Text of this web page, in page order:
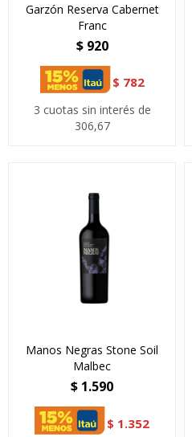
Garzón Reserva Cabernet
Franc
$ 920
$ 782
3 cuotas sin interés de
306,67
Manos Negras Stone Soil
Malbec
$ 1.590
$ 1.352